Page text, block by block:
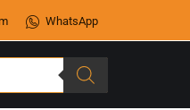
WhatsApp